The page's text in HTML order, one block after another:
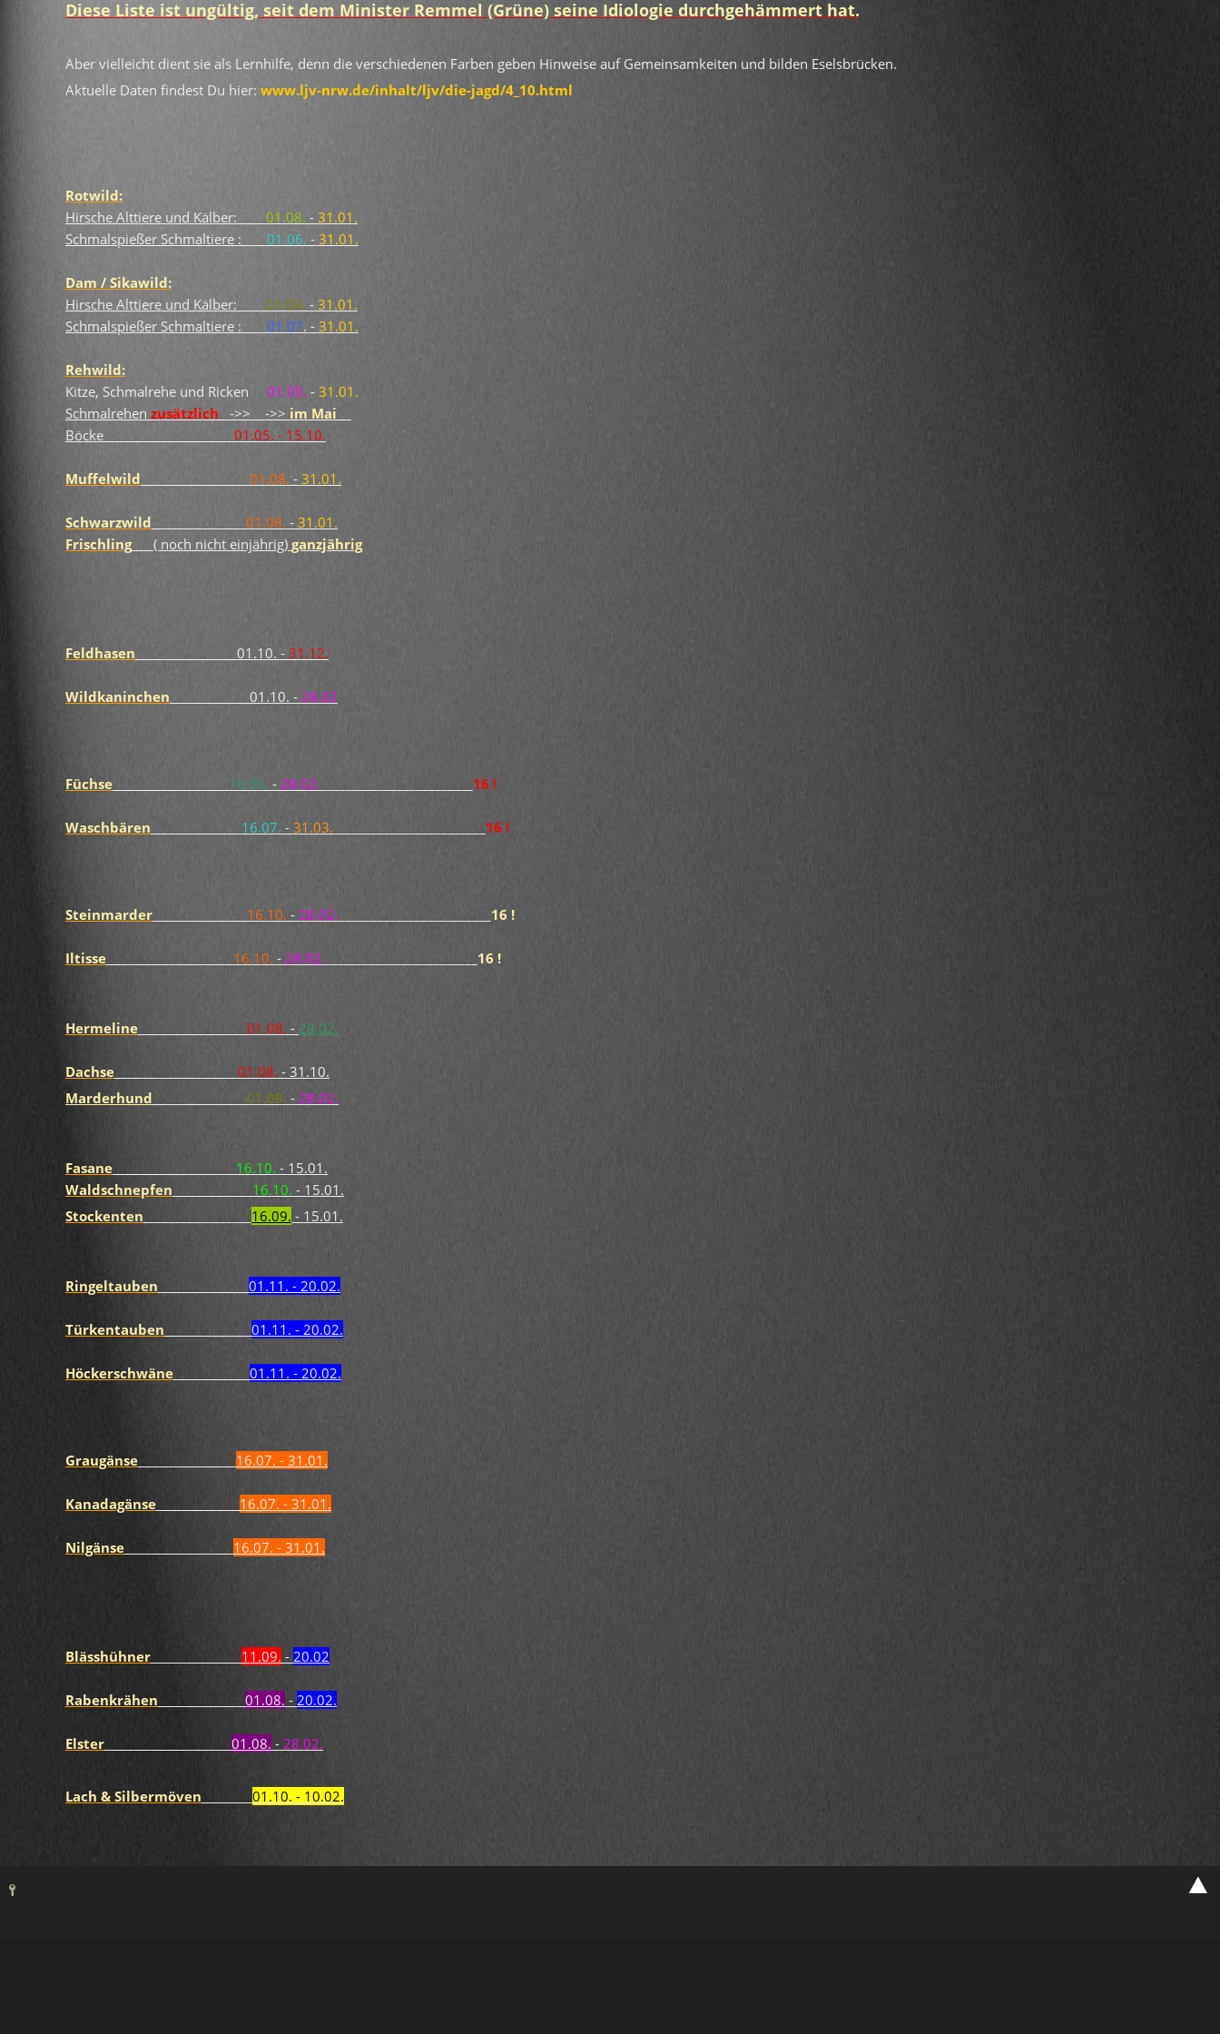
Diese Liste ist ungültig, seit dem Minister Remmel (Grüne) seine Idiologie durchgehämmert hat.
Aber vielleicht dient sie als Lernhilfe, denn die verschiedenen Farben geben Hinweise auf Gemeinsamkeiten und bilden Eselsbrücken.
Aktuelle Daten findest Du hier: www.ljv-nrw.de/inhalt/ljv/die-jagd/4_10.html
Rotwild:
Hirsche Alttiere und Kälber: 01.08. - 31.01.
Schmalspießer Schmaltiere : 01.06. - 31.01.
Dam / Sikawild:
Hirsche Alttiere und Kälber: 01.09. - 31.01.
Schmalspießer Schmaltiere : 01.07. - 31.01.
Rehwild:
Kitze, Schmalrehe und Ricken 01.09. - 31.01.
Schmalrehen zusätzlich ->> ->> im Mai
Böcke 01.05. - 15.10.
Muffelwild 01.08. - 31.01.
Schwarzwild 01.08. - 31.01.
Frischling( noch nicht einjährig) ganzjährig
Feldhasen 01.10. - 31.12.
Wildkaninchen 01.10. - 28.02
Füchse 16.06. - 28.02. 16 !
Waschbären 16.07. - 31.03. 16 !
Steinmarder 16.10. - 28.02. 16 !
Iltisse 16.10. - 28.02. 16 !
Hermeline 01.08. - 28.02.
Dachse 01.08. - 31.10.
Marderhund
01.09. - 28.02.
Fasane 16.10. - 15.01.
Waldschnepfen
16.10. - 15.01.
Stockenten
16.09. - 15.01.
Ringeltauben 01.11. - 20.02.
Türkentauben 01.11. - 20.02.
Höckerschwäne 01.11. - 20.02.
Graugänse 16.07. - 31.01.
Kanadagänse 16.07. - 31.01.
Nilgänse 16.07. - 31.01.
Blässhühner 11.09. - 20.02
Rabenkrähen 01.08. - 20.02.
Elster 01.08. - 28.02.
Lach & Silbermöven 01.10. - 10.02.